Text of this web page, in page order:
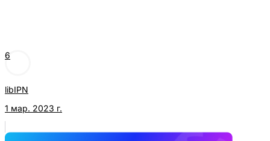
6
libIPN
1 мар. 2023 г.